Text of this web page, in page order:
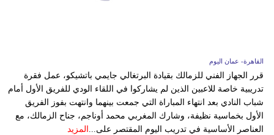
القاهرة- عمان اليوم
قرر الجهاز الفني للزمالك بقيادة البرتغالي جايمي باتشيكو، عمل فقرة
تدريبية خاصة للاعبين الذين لم يشاركوا في اللقاء الودي للفريق الأول أمام
شباب النادي بعد انتهاء المباراة التي جمعت بينهما وانتهت بفوز الفريق
الأول بخماسية نظيفة، وشارك المغربي محمد أوناجم، جناح الزمالك، مع
العناصر الأساسية في تدريب اليوم المقتصر على... المزيد